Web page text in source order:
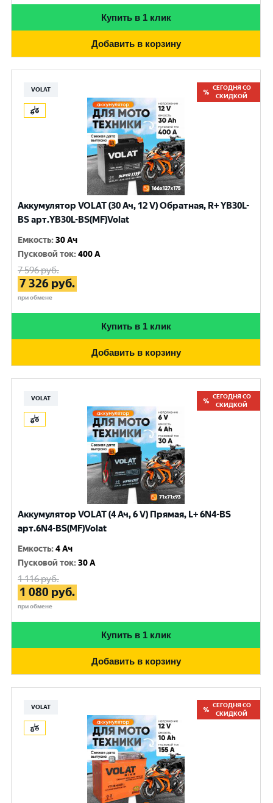
Купить в 1 клик
Добавить в корзину
VOLAT
СЕГОДНЯ СО
СКИДКОЙ
Аккумулятор VOLAT (30 Ач, 12 V) Обратная, R+ YB30L-
BS арт.YB30L-BS(MF)Volat
Емкость:30 Ач
Пусковой ток:400 A
7 596руб.
7 326 руб.
при обмене
Купить в 1 клик
Добавить в корзину
VOLAT
СЕГОДНЯ СО
СКИДКОЙ
Аккумулятор VOLAT (4 Ач, 6 V) Прямая, L+ 6N4-BS
арт.6N4-BS(MF)Volat
Емкость:4 Ач
Пусковой ток:30 A
1 116руб.
1 080 руб.
при обмене
Купить в 1 клик
Добавить в корзину
VOLAT
СЕГОДНЯ СО
СКИДКОЙ